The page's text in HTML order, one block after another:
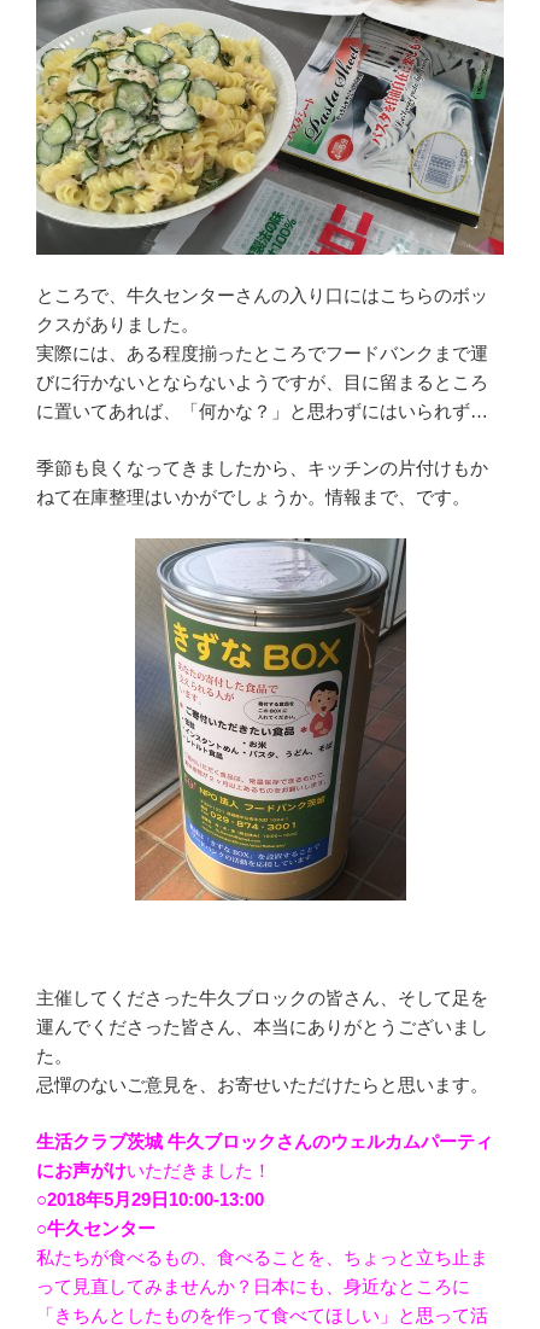
ところで、牛久センターさんの入り口にはこちらのボッ
クスがありました。
実際には、ある程度揃ったところでフードバンクまで運
びに行かないとならないようですが、目に留まるところ
に置いてあれば、「何かな？」と思わずにはいられず…
季節も良くなってきましたから、キッチンの片付けもか
ねて在庫整理はいかがでしょうか。情報まで、です。
主催してくださった牛久ブロックの皆さん、そして足を
運んでくださった皆さん、本当にありがとうございまし
た。
忌憚のないご意見を、お寄せいただけたらと思います。
生活クラブ茨城 牛久ブロックさんのウェルカムパーティ
にお声がけいただきました！
○2018年5月29日10:00-13:00
○牛久センター
私たちが食べるもの、食べることを、ちょっと立ち止ま
って見直してみませんか？日本にも、身近なところに
「きちんとしたものを作って食べてほしい」と思って活